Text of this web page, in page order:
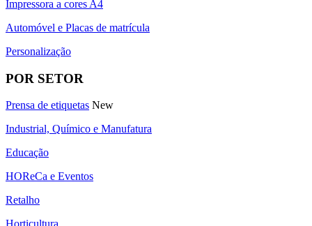
Impressora a cores A4
Automóvel e Placas de matrícula
Personalização
POR SETOR
Prensa de etiquetas New
Industrial, Químico e Manufatura
Educação
HOReCa e Eventos
Retalho